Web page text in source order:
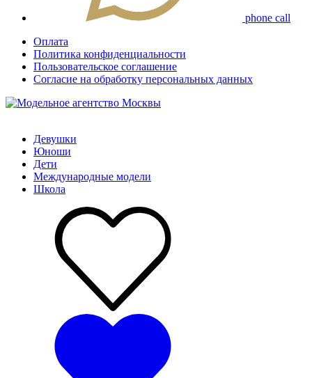
phone call
Оплата
Политика конфиденциальности
Пользовательское соглашение
Согласие на обработку персональных данных
Девушки
Юноши
Дети
Международные модели
Школа